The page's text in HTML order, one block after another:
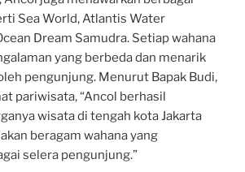
Sea World, Atlantis Water
Dream Samudra. Setiap wahana
yang berbeda dan menarik
pengunjung. Menurut Bapak Budi,
pariwisata, “Ancol berhasil
wisata di tengah kota Jakarta
beragam wahana yang
selera pengunjung.”